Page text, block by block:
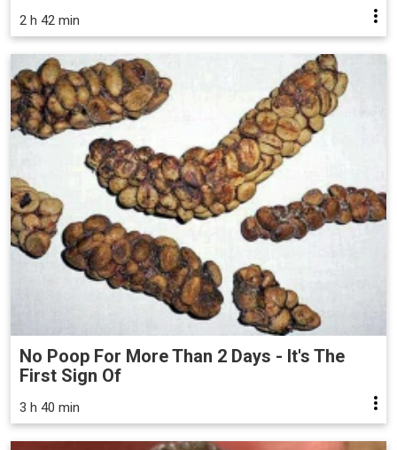
2 h 42 min
No Poop For More Than 2 Days - It's The
First Sign Of
3 h 40 min